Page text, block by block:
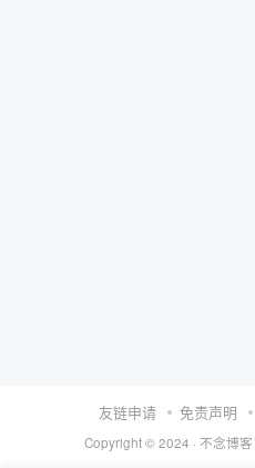
友链申请 免责声明
Copyright © 2024 · 不念博客